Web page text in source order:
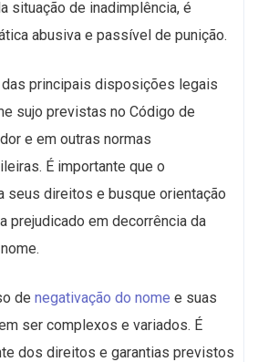
situação de inadimplência, é
abusiva e passível de punição.
principais disposições legais
sujo previstas no Código de
e em outras normas
É importante que o
seus direitos e busque orientação
prejudicado em decorrência da
de negativação do nome e suas
ser complexos e variados. É
dos direitos e garantias previstos